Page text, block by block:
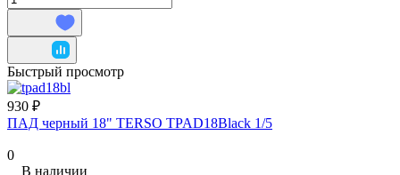
Быстрый просмотр
930 ₽
ПАД черный 18" TERSO TPAD18Black 1/5
0
В наличии